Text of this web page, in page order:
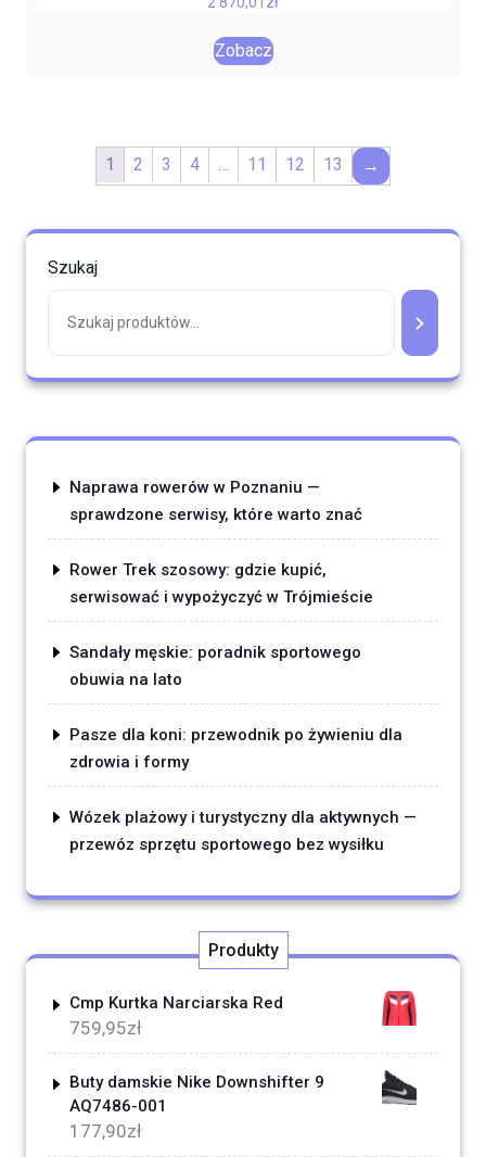
Zobacz
1 2 3 4 … 11 12 13 →
Szukaj
Naprawa rowerów w Poznaniu —
sprawdzone serwisy, które warto znać
Rower Trek szosowy: gdzie kupić,
serwisować i wypożyczyć w Trójmieście
Sandały męskie: poradnik sportowego
obuwia na lato
Pasze dla koni: przewodnik po żywieniu dla
zdrowia i formy
Wózek plażowy i turystyczny dla aktywnych —
przewóz sprzętu sportowego bez wysiłku
Produkty
Cmp Kurtka Narciarska Red
759,95zł
Buty damskie Nike Downshifter 9
AQ7486-001
177,90zł